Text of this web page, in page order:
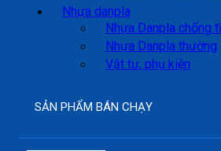
Nhựa danpla
Nhựa Danpla chống
Nhựa Danpla thường
Vật tư, phụ kiện
SẢN PHẨM BÁN CHẠY